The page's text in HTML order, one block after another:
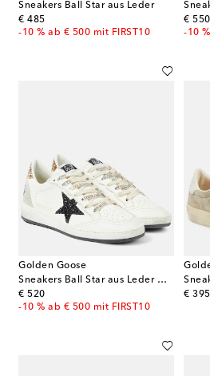
Sneakers Ball Star aus Leder
€ 485
original price
-10 % ab € 500 mit FIRST10
€ 550
-10
Golden Goose
Sneakers Ball Star aus Leder mit Glitzer
€ 520
original price
-10 % ab € 500 mit FIRST10
€ 395